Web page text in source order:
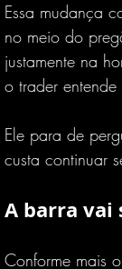
Essa mudança
no meio do
justamente na
o trader
Ele para de
custa continuar
A barra vai
Conforme mais